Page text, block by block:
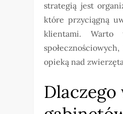
strategią jest
które przyciągną
klientami. Warto
opieką nad